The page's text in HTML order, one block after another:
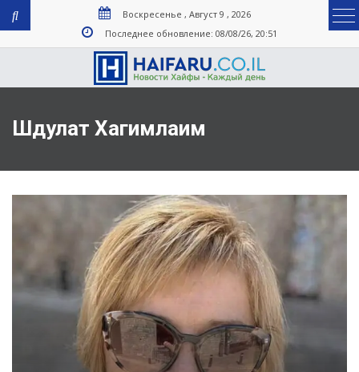
Воскресенье , Август 9 , 2026
Последнее обновление: 08/08/26, 20:51
Шдулат Хагимлаим